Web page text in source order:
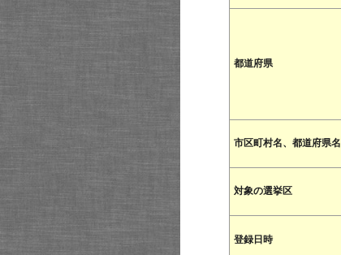
都道府県
市区町村名、都道府県名
対象の選挙区
登録日時